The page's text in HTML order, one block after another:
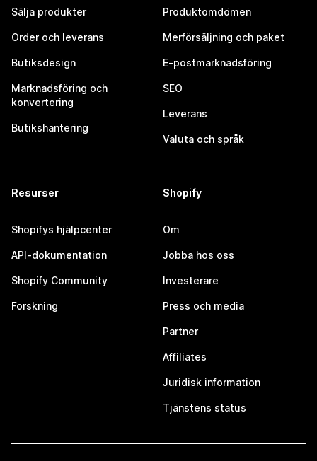
Sälja produkter
Order och leverans
Butiksdesign
Marknadsföring och
konvertering
Butikshantering
Produktomdömen
Merförsäljning och paket
E-postmarknadsföring
SEO
Leverans
Valuta och språk
Resurser
Shopifys hjälpcenter
API-dokumentation
Shopify Community
Forskning
Shopify
Om
Jobba hos oss
Investerare
Press och media
Partner
Affiliates
Juridisk information
Tjänstens status